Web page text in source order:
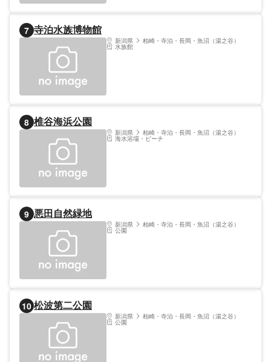
7 寺泊水族博物館
新潟県 柏崎・寺泊・長岡・魚沼（湯之谷）
水族館
8 椎谷海浜公園
新潟県 柏崎・寺泊・長岡・魚沼（湯之谷）
海水浴場・ビーチ
9 悪田自然緑地
新潟県 柏崎・寺泊・長岡・魚沼（湯之谷）
公園
10 松波第二公園
新潟県 柏崎・寺泊・長岡・魚沼（湯之谷）
公園